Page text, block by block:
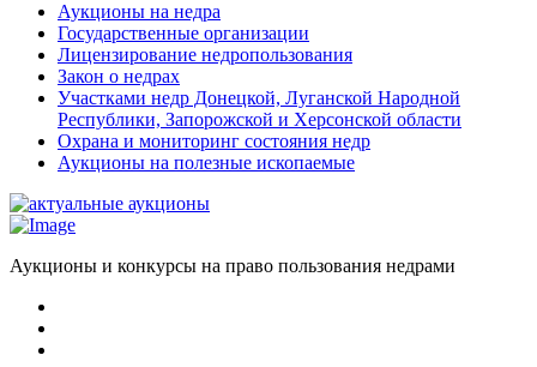
Аукционы на недра
Государственные организации
Лицензирование недропользования
Закон о недрах
Участками недр Донецкой, Луганской Народной
Республики, Запорожской и Херсонской области
Охрана и мониторинг состояния недр
Аукционы на полезные ископаемые
Аукционы и конкурсы на право пользования недрами